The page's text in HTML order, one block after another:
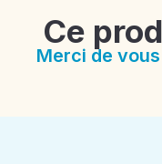
Ce
Merci de